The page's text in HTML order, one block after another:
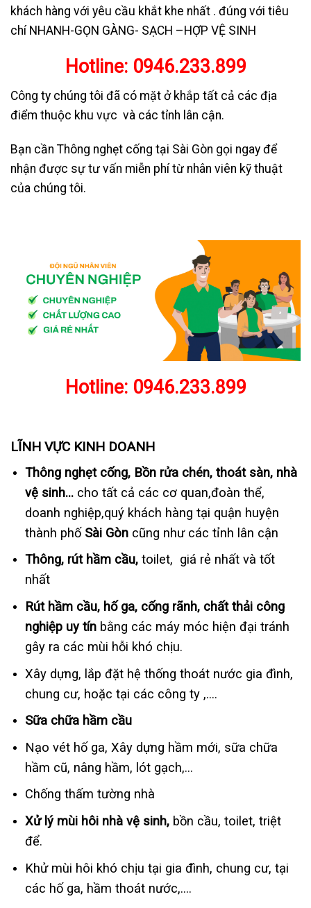
khách hàng với yêu cầu khắt khe nhất . đúng với tiêu
chí NHANH-GỌN GÀNG- SẠCH –HỢP VỆ SINH
Hotline: 0946.233.899
Công ty chúng tôi đã có mặt ở khắp tất cả các địa
điểm thuộc khu vực và các tỉnh lân cận.
Bạn cần Thông nghẹt cống tại Sài Gòn gọi ngay để
nhận được sự tư vấn miễn phí từ nhân viên kỹ thuật
của chúng tôi.
Hotline: 0946.233.899
LĨNH VỰC KINH DOANH
Thông nghẹt cống, Bồn rửa chén, thoát sàn, nhà
vệ sinh…cho tất cả các cơ quan,đoàn thể,
doanh nghiệp,quý khách hàng tại quận huyện
thành phố Sài Gòncũng như các tỉnh lân cận
Thông, rút hầm cầu,toilet, giá rẻ nhất và tốt
nhất
Rút hầm cầu, hố ga, cống rãnh, chất thải công
nghiệp uy tínbằng các máy móc hiện đại tránh
gây ra các mùi hỗi khó chịu.
Xây dựng, lắp đặt hệ thống thoát nước gia đình,
chung cư, hoặc tại các công ty ,….
Sữa chữa hầm cầu
Nạo vét hố ga, Xây dựng hầm mới, sữa chữa
hầm cũ, nâng hầm, lót gạch,…
Chống thấm tường nhà
Xử lý mùi hôi nhà vệ sinh,bồn cầu, toilet, triệt
để.
Khử mùi hôi khó chịu tại gia đình, chung cư, tại
các hố ga, hầm thoát nước,….